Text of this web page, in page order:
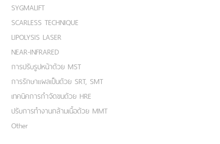
SYGMALIFT
SCARLESS TECHNIQUE
LIPOLYSIS LASER
NEAR-INFRARED
การปรับรูปหน้าด้วย MST
การรักษาแผลเป็นด้วย SRT, SMT
เทคนิคการกำจัดขนด้วย HRE
ปรับการทำงานกล้ามเนื้อด้วย MMT
Other